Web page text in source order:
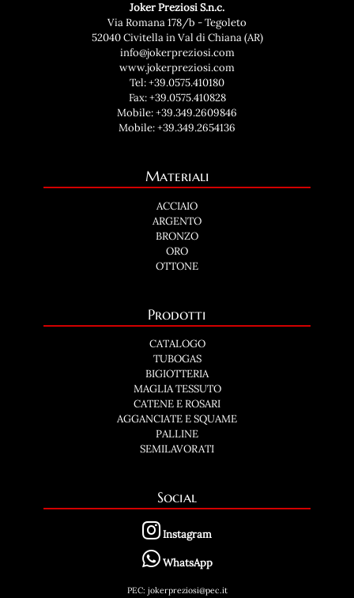
Joker Preziosi S.n.c.
Via Romana 178/b - Tegoleto
52040 Civitella in Val di Chiana (AR)
info@jokerpreziosi.com
www.jokerpreziosi.com
Tel:+39.0575.410180
Fax: +39.0575.410828
Mobile:+39.349.2609846
Mobile:+39.349.2654136
Materiali
ACCIAIO
ARGENTO
BRONZO
ORO
OTTONE
Prodotti
CATALOGO
TUBOGAS
BIGIOTTERIA
MAGLIA TESSUTO
CATENE E ROSARI
AGGANCIATE E SQUAME
PALLINE
SEMILAVORATI
Social
Instagram
WhatsApp
PEC: jokerpreziosi@pec.it